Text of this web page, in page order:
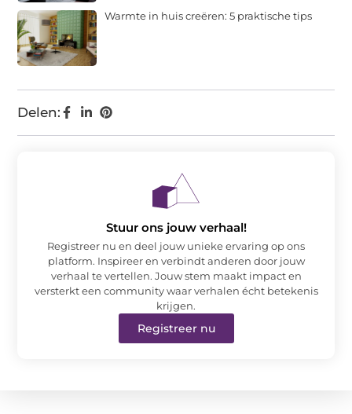
Delen:
Warmte in huis creëren: 5 praktische tips
Stuur ons jouw verhaal!
Registreer nu en deel jouw unieke ervaring op ons
platform. Inspireer en verbindt anderen door jouw
verhaal te vertellen. Jouw stem maakt impact en
versterkt een community waar verhalen écht betekenis
krijgen.
Registreer nu